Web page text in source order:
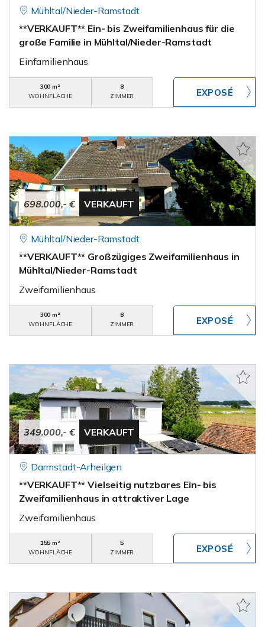
Mühltal/Nieder-Ramstadt
**VERKAUFT** Ein- bis Zweifamilienhaus für die
große Familie in Mühltal/Nieder-Ramstadt
Einfamilienhaus
300 m²
WOHNFLÄCHE
8
ZIMMER
698.000,- € VERKAUFT
Mühltal/Nieder-Ramstadt
**VERKAUFT** Großzügiges Zweifamilienhaus in
Mühltal/Nieder-Ramstadt
Zweifamilienhaus
300 m²
WOHNFLÄCHE
8
ZIMMER
349.000,- € VERKAUFT
Darmstadt-Arheilgen
**VERKAUFT** Vielseitig nutzbares Ein- bis
Zweifamilienhaus in attraktiver Lage
Zweifamilienhaus
155 m²
WOHNFLÄCHE
5
ZIMMER